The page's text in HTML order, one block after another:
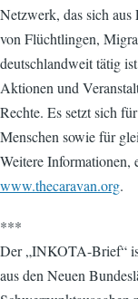
Netzwerk, das sich
von Flüchtlingen,
deutschlandweit tätig
Aktionen und
Rechte. Es setzt sich
Menschen sowie für
Weitere Informationen,
www.thecaravan.org.
***
Der „INKOTA-Brief“
aus den Neuen